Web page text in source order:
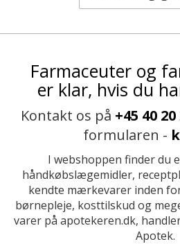
Farmaceuter og
er klar, hvis du
Kontakt os på +45 40 20
formularen -
I webshoppen finder du
håndkøbslægemidler,
kendte mærkevarer inden
børnepleje, kosttilskud og
varer på apotekeren.dk,
Apotek.